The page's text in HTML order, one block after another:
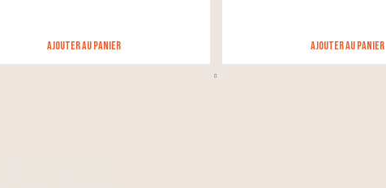
Ajouter au panier Ajouter au panier